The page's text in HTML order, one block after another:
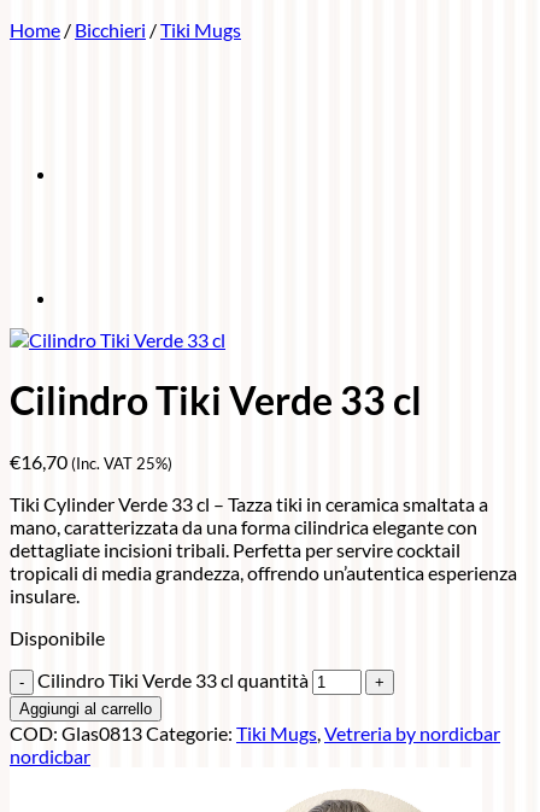
Home / Bicchieri /Tiki Mugs
Cilindro Tiki Verde 33 cl
€16,70(Inc. VAT 25%)
Tiki Cylinder Verde 33 cl – Tazza tiki in ceramica smaltata a
mano, caratterizzata da una forma cilindrica elegante con
dettagliate incisioni tribali. Perfetta per servire cocktail
tropicali di media grandezza, offrendo un’autentica esperienza
insulare.
Disponibile
Cilindro Tiki Verde 33 cl quantità
Aggiungi al carrello
COD: Glas0813Categorie: Tiki Mugs,Vetreria by nordicbar
nordicbar